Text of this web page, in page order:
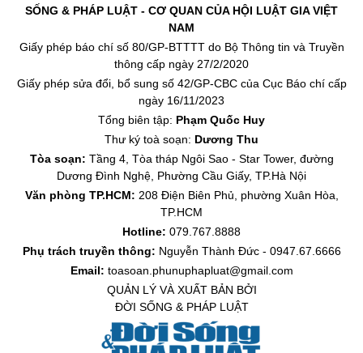
SỐNG & PHÁP LUẬT - CƠ QUAN CỦA HỘI LUẬT GIA VIỆT
NAM
Giấy phép báo chí số 80/GP-BTTTT do Bộ Thông tin và Truyền
thông cấp ngày 27/2/2020
Giấy phép sửa đổi, bổ sung số 42/GP-CBC của Cục Báo chí cấp
ngày 16/11/2023
Tổng biên tập: Phạm Quốc Huy
Thư ký toà soạn: Dương Thu
Tòa soạn: Tầng 4, Tòa tháp Ngôi Sao - Star Tower, đường
Dương Đình Nghệ, Phường Cầu Giấy, TP.Hà Nội
Văn phòng TP.HCM: 208 Điện Biên Phủ, phường Xuân Hòa,
TP.HCM
Hotline: 079.767.8888
Phụ trách truyền thông: Nguyễn Thành Đức - 0947.67.6666
Email: toasoan.phunuphapluat@gmail.com
QUẢN LÝ VÀ XUẤT BẢN BỞI
ĐỜI SỐNG & PHÁP LUẬT